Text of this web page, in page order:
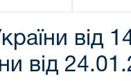
від